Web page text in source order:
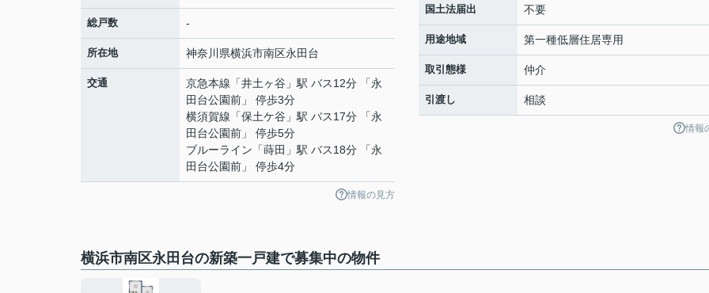
総戸数 -
所在地 神奈川県横浜市南区永田台
交通 京急本線 「井土ヶ谷 」駅 バス12分 「永
田台公園前」 停歩3分
横須賀線 「保土ケ谷 」駅 バス17分 「永
田台公園前」 停歩5分
ブルーライン 「蒔田 」駅 バス18分 「永
田台公園前」 停歩4分
情報の見方
国土法届出 不要
用途地域 第一種低層住居専用
取引態様 仲介
引渡し 相談
情報
横浜市南区永田台の新築一戸建で募集中の物件